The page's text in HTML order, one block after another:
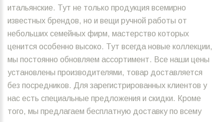
итальянские. Тут не только продукция всемирно
известных брендов, но и вещи ручной работы от
небольших семейных фирм, мастерство которых
ценится особенно высоко. Тут всегда новые коллекции,
мы постоянно обновляем ассортимент. Все наши цены
установлены производителями, товар доставляется
без посредников. Для зарегистрированных клиентов у
нас есть специальные предложения и скидки. Кроме
того, мы предлагаем бесплатную доставку по всему